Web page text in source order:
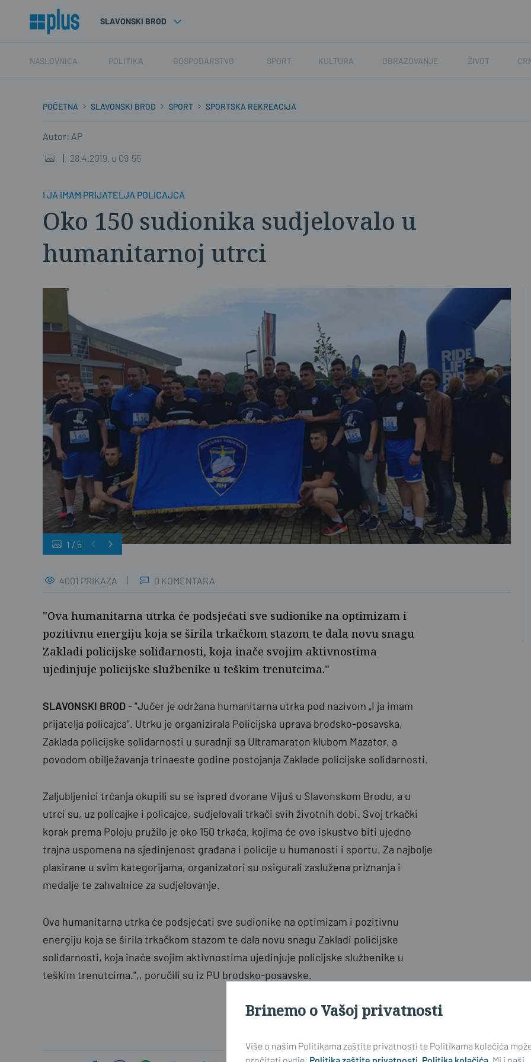
SLAVONSKI BROD
NASLOVNICA POLITIKA GOSPODARSTVO SPORT KULTURA OBRAZOVANJE ŽIVOT
POČETNA SLAVONSKI BROD SPORT SPORTSKA REKREACIJA
Autor: AP
28.4.2019. u 09:55
I JA IMAM PRIJATELJA POLICAJCA
Oko 150 sudionika sudjelovalo u
humanitarnoj utrci
naslovnica
1 / 5
4001 PRIKAZA 0 KOMENTARA
"Ova humanitarna utrka će podsjećati sve sudionike na optimizam i
pozitivnu energiju koja se širila trkačkom stazom te dala novu snagu
Zakladi policijske solidarnosti, koja inače svojim aktivnostima
ujedinjuje policijske službenike u teškim trenutcima."
SLAVONSKI BROD- "Jučer je održana humanitarna utrka pod nazivom „I ja imam
prijatelja policajca". Utrku je organizirala Policijska uprava brodsko-posavska,
Zaklada policijske solidarnosti u suradnji sa Ultramaraton klubom Mazator, a
povodom obilježavanja trinaeste godine postojanja Zaklade policijske solidarnosti.
Zaljubljenici trčanja okupili su se ispred dvorane Vijuš u Slavonskom Brodu, a u
utrci su, uz policajke i policajce, sudjelovali trkači svih životnih dobi. Svoj trkački
korak prema Poloju pružilo je oko 150 trkača, kojima će ovo iskustvo biti ujedno
trajna uspomena na sjedinjenost građana i policije u humanosti i sportu. Za najbolje
plasirane u svim kategorijama, organizatori su osigurali zaslužena priznanja i
medalje te zahvalnice za sudjelovanje.
Ova humanitarna utrka će podsjećati sve sudionike na optimizam i pozitivnu
energiju koja se širila trkačkom stazom te dala novu snagu Zakladi policijske
solidarnosti, koja inače svojim aktivnostima ujedinjuje policijske službenike u
teškim trenutcima.",, poručili su iz PU brodsko-posavske.
Brinemo o Vašoj privatnosti
Više o našim Politikama zaštite privatnosti te Politikama kolačića